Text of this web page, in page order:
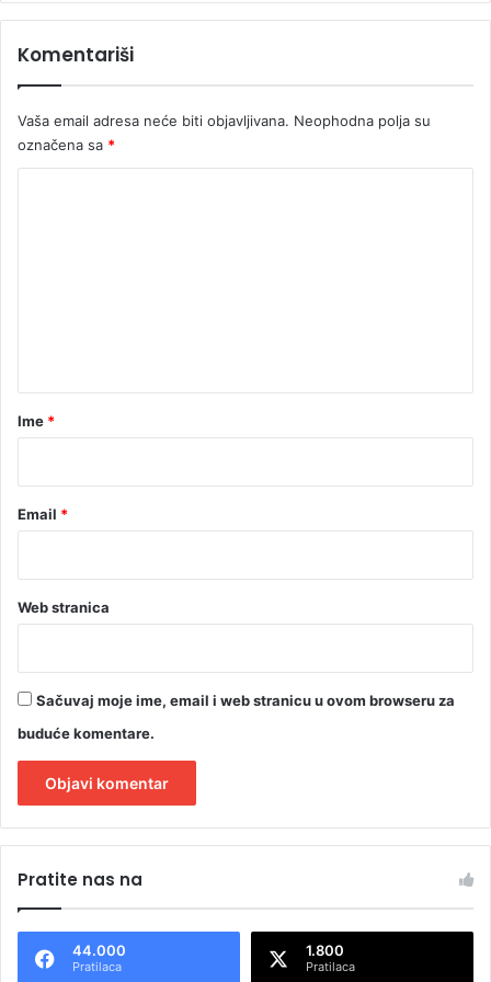
V
E
O
)
Komentariši
Vaša email adresa neće biti objavljivana. Neophodna polja su
označena sa *
r
Ime *
Email *
Web stranica
Sačuvaj moje ime, email i web stranicu u ovom browseru za
buduće komentare.
tPratite nas na
44.000
Pratilaca
1.800
Pratilaca